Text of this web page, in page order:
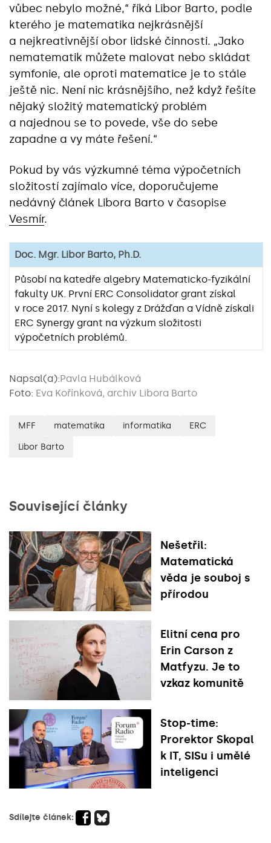
vůbec nebylo možné,“ říká Libor Barto, podle
kterého je matematika nejkrásnější
a nejkreativnější obor lidské činnosti. „Jako
nematematik můžete malovat nebo skládat
symfonie, ale oproti matematice je to stále
ještě nic. Není nic krásnějšího, než když řešíte
nějaký složitý matematický problém
a najednou se to povede, vše do sebe
zapadne a vy máte řešení.“
Pokud by vás výzkumné téma výpočetních
složitostí zajímalo více, doporučujeme
nedávný článek Libora Barto v časopise
Vesmír.
Doc. Mgr. Libor Barto, Ph.D.
Působí na katedře algebry Matematicko-fyzikální
fakulty UK. První ERC Consolidator grant získal
v roce 2017. Nyní s kolegy z Drážďan a Vídně získali
ERC Synergy grant na výzkum složitosti
výpočetních problémů.
Napsal(a):Pavla Hubálková
Foto: Eva Kořínková, archiv Libora Barto
MFF matematika informatika ERC
Libor Barto
Související články
Nešetřil:
Matematická
věda je souboj s
přírodou
Elitní cena pro
Erin Carson z
Matfyzu. Je to
vzkaz komunitě
Stop-time:
Prorektor Skopal
k IT, SISu i umělé
inteligenci
Sdílejte článek: